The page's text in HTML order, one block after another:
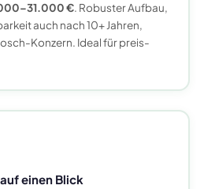
€. Robuster Aufbau,
auch nach 10+ Jahren,
Konzern. Ideal für preis-
einen Blick